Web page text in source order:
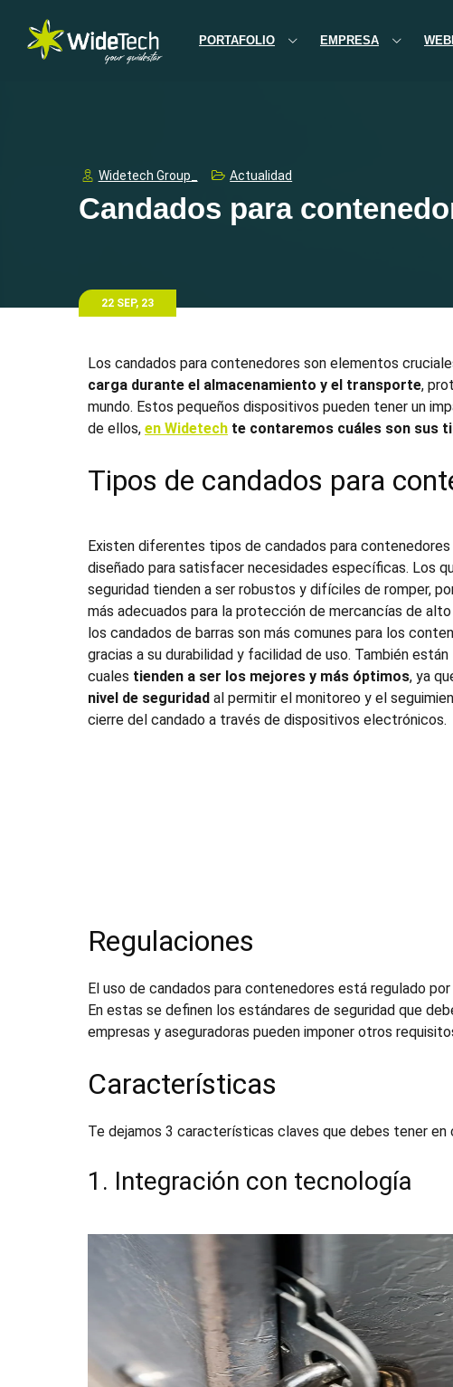
PORTAFOLIO EMPRESA
Widetech Group_ Actualidad
Candados para
22 SEP, 23
Los candados para contenedores son elementos
carga durante el almacenamiento y el transporte,
mundo. Estos pequeños dispositivos pueden tener un
de ellos, en Widetech te contaremos cuáles son sus
Tipos de candados para
Existen diferentes tipos de candados para contenedores
diseñado para satisfacer necesidades específicas. Los
seguridad tienden a ser robustos y difíciles de romper,
más adecuados para la protección de mercancías de
los candados de barras son más comunes para los
gracias a su durabilidad y facilidad de uso. También
cuales tienden a ser los mejores y más óptimos, ya
nivel de seguridad al permitir el monitoreo y el
cierre del candado a través de dispositivos electrónicos.
Regulaciones
El uso de candados para contenedores está regulado
En estas se definen los estándares de seguridad que
empresas y aseguradoras pueden imponer otros
Características
Te dejamos 3 características claves que debes tener en
1. Integración con tecnología